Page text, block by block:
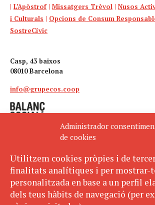
Administrador
de cookies
Utilitzem cookies pròpies i de
finalitats analítiques i per mostrar-
personalitzada en base a un perfil
dels teus hàbits de navegació (per
| L’Apòstrof| Missatgers Trèvol | Nusos
i Culturals | Opcions de Consum
SostreCívic
Casp, 43 baixos
08010 Barcelona
info@grupecos.coop
Avís legal
Política de privacitat
Política de cookies